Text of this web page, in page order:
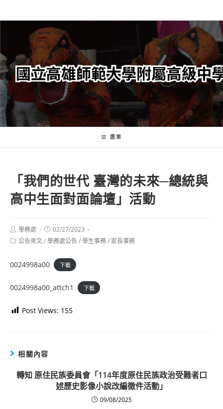
轉
要
內
容
選單
「我們的世代 臺灣的未來─總統與
高中生面對面論壇」活動
Post
author:
學務處
Post
published:
02/27/2023
Post公告來文/學務處公告/學生事務/ 家長事務
0024998a00 下載
0024998a00_attch1 下載
Post Views: 155
相關內容
轉知 原住民族委員會「114年度原住民族政治受難者口
述歷史影像小說改編徵件活動」
09/08/2025